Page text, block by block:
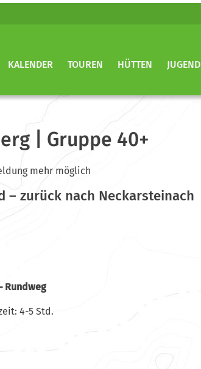
KALENDER TOUREN HÜTTEN JUGEND
| Gruppe 40+
mehr möglich
– zurück nach Neckarsteinach
Rundweg
4-5 Std.